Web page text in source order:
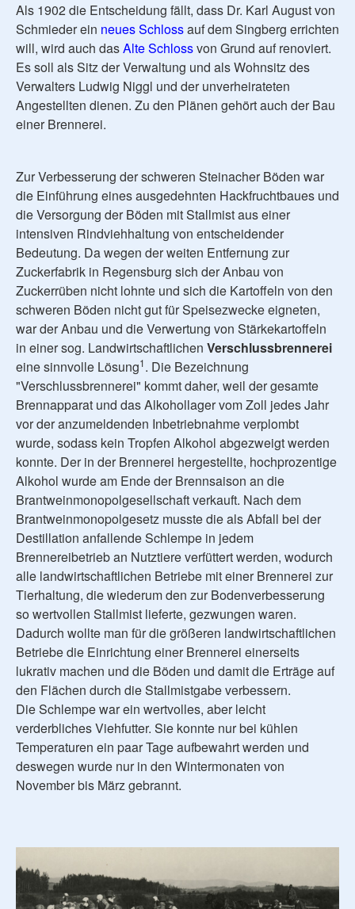
Als 1902 die Entscheidung fällt, dass Dr. Karl August von
Schmieder ein neues Schlossauf dem Singberg errichten
will, wird auch dasAlte Schlossvon Grund auf renoviert.
Es soll als Sitz der Verwaltung und als Wohnsitz des
Verwalters Ludwig Niggl und der unverheirateten
Angestellten dienen. Zu den Plänen gehört auch der Bau
einer Brennerei.
Zur Verbesserung der schweren Steinacher Böden war
die Einführung eines ausgedehnten Hackfruchtbaues und
die Versorgung der Böden mit Stallmist aus einer
intensiven Rindviehhaltung von entscheidender
Bedeutung. Da wegen der weiten Entfernung zur
Zuckerfabrik in Regensburg sich der Anbau von
Zuckerrüben nicht lohnte und sich die Kartoffeln von den
schweren Böden nicht gut für Speisezwecke eigneten,
war der Anbau und die Verwertung von Stärkekartoffeln
in einer sog. Landwirtschaftlichen Verschlussbrennerei
eine sinnvolle Lösung1. Die Bezeichnung
"Verschlussbrennerei" kommt daher, weil der gesamte
Brennapparat und das Alkohollager vom Zoll jedes Jahr
vor der anzumeldenden Inbetriebnahme verplombt
wurde, sodass kein Tropfen Alkohol abgezweigt werden
konnte. Der in der Brennerei hergestellte, hochprozentige
Alkohol wurde am Ende der Brennsaison an die
Brantweinmonopolgesellschaft verkauft. Nach dem
Brantweinmonopolgesetz musste die als Abfall bei der
Destillation anfallende Schlempe in jedem
Brennereibetrieb an Nutztiere verfüttert werden, wodurch
alle landwirtschaftlichen Betriebe mit einer Brennerei zur
Tierhaltung, die wiederum den zur Bodenverbesserung
so wertvollen Stallmist lieferte, gezwungen waren.
Dadurch wollte man für die größeren landwirtschaftlichen
Betriebe die Einrichtung einer Brennerei einerseits
lukrativ machen und die Böden und damit die Erträge auf
den Flächen durch die Stallmistgabe verbessern.
Die Schlempe war ein wertvolles, aber leicht
verderbliches Viehfutter. Sie konnte nur bei kühlen
Temperaturen ein paar Tage aufbewahrt werden und
deswegen wurde nur in den Wintermonaten von
November bis März gebrannt.